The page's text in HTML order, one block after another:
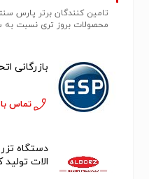
تامین کنندگان برتر پارس
محصولات بروز تری نسبت به
بازرگانی
تماس
دستگاه
الات